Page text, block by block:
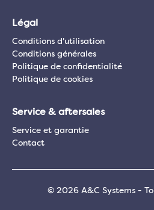
Légal
Conditions d'utilisation
Conditions générales
Politique de confidentialité
Politique de cookies
Service & aftersales
Service et garantie
Contact
© 2026 A&C Systems -